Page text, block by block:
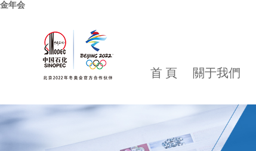
金年会
首 頁 關于我們